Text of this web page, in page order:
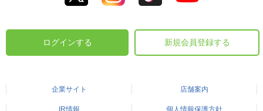
ログインする 新規会員登録する
企業サイト 店舗案内